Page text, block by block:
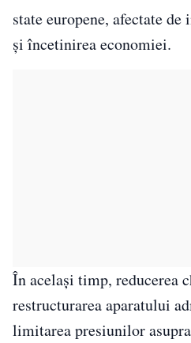
state europene, afectate
și încetinirea economiei.
În același timp, reducerea
restructurarea aparatului
limitarea presiunilor